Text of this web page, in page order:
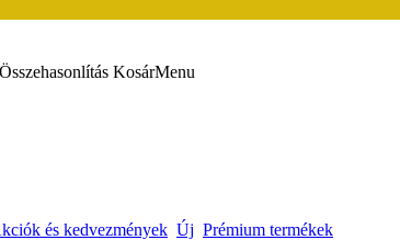
Összehasonlítás KosárMenu
és kedvezmények Új Prémium termékek